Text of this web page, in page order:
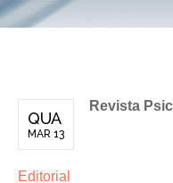
QUA
MAR 13
Revista
Editorial